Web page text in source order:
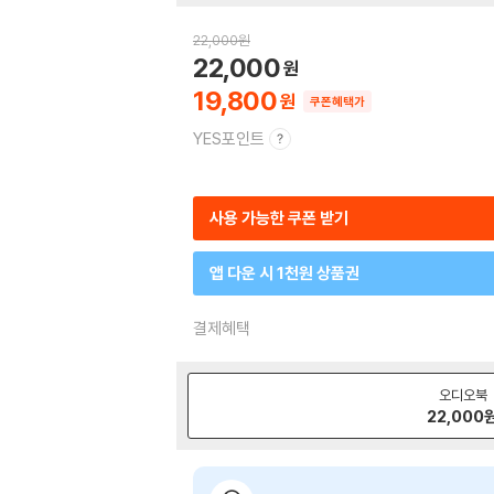
22,000원
19,800
22,000
쿠폰혜택가
YES포인트
사용 가능한 쿠폰 받기
앱 다운 시 1천원 상품권
결제혜택
오디오북
22,000